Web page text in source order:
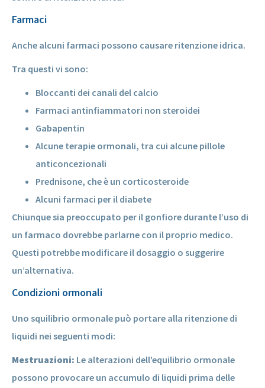
Farmaci
Anche alcuni farmaci possono causare ritenzione idrica.
Tra questi vi sono:
Bloccanti dei canali del calcio
Farmaci antinfiammatori non steroidei
Gabapentin
Alcune terapie ormonali, tra cui alcune pillole
anticoncezionali
Prednisone, che è un corticosteroide
Alcuni farmaci per il diabete
Chiunque sia preoccupato per il gonfiore durante l’uso di
un farmaco dovrebbe parlarne con il proprio medico.
Questi potrebbe modificare il dosaggio o suggerire
un’alternativa.
Condizioni ormonali
Uno squilibrio ormonale può portare alla ritenzione di
liquidi nei seguenti modi:
Mestruazioni: Le alterazioni dell’equilibrio ormonale
possono provocare un accumulo di liquidi prima delle